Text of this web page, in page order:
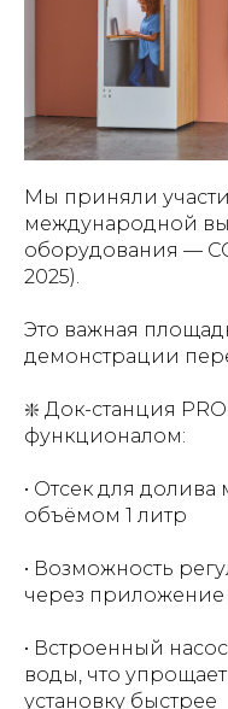
Мы приняли
международной
оборудования —
2025).
Это важная
демонстрации
❇️ Док-станция
функционалом:
• Отсек для
объёмом 1 литр
• Возможность
через приложение
• Встроенный
воды, что
установку быстрее